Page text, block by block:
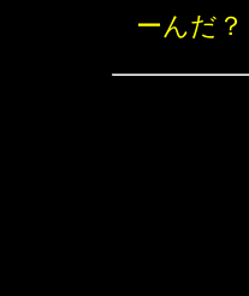
ーんだ？